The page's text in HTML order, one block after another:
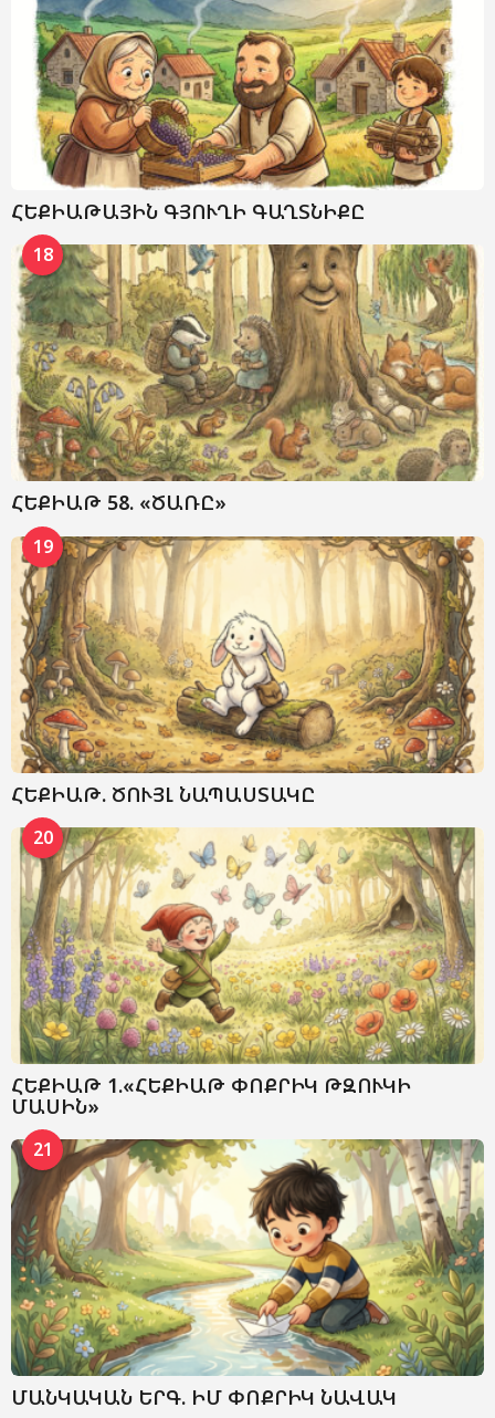
ՀԵՔԻԱԹԱՅԻՆ ԳՅՈՒՂԻ ԳԱՂՏՆԻՔԸ
18
ՀԵՔԻԱԹ 58. «ԾԱՌԸ»
19
ՀԵՔԻԱԹ. ԾՈՒՅԼ ՆԱՊԱՍՏԱԿԸ
20
ՀԵՔԻԱԹ 1.«ՀԵՔԻԱԹ ՓՈՔՐԻԿ ԹԶՈՒԿԻ
ՄԱՍԻՆ»
21
ՄԱՆԿԱԿԱՆ ԵՐԳ. ԻՄ ՓՈՔՐԻԿ ՆԱՎԱԿ